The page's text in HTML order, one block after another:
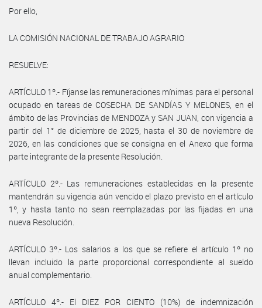
Por ello,
LA COMISIÓN NACIONAL DE TRABAJO AGRARIO
RESUELVE:
ARTÍCULO 1º.- Fíjanse las remuneraciones mínimas para el personal
ocupado en tareas de COSECHA DE SANDÍAS Y MELONES, en el
ámbito de las Provincias de MENDOZA y SAN JUAN, con vigencia a
partir del 1° de diciembre de 2025, hasta el 30 de noviembre de
2026, en las condiciones que se consigna en el Anexo que forma
parte integrante de la presente Resolución.
ARTÍCULO 2º.- Las remuneraciones establecidas en la presente
mantendrán su vigencia aún vencido el plazo previsto en el artículo
1º, y hasta tanto no sean reemplazadas por las fijadas en una
nueva Resolución.
ARTÍCULO 3º.- Los salarios a los que se refiere el artículo 1º no
llevan incluido la parte proporcional correspondiente al sueldo
anual complementario.
ARTÍCULO 4º.- El DIEZ POR CIENTO (10%) de indemnización